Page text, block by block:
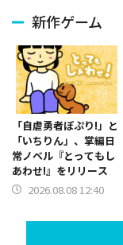
新作ゲーム
「自虐勇者ぽぷり!」と
「いちりん」、掌編日
常ノベル『とってもし
あわせ!』をリリース
2026.08.08 12:40